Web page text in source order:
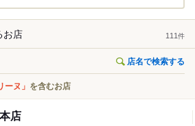
お店 111 件
店名で検索する
ーヌ」 を含むお店
店